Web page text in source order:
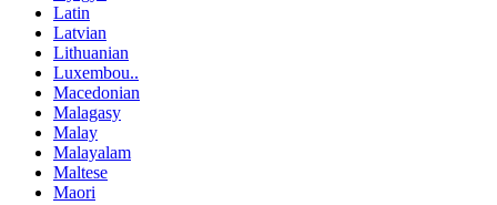
Latin
Latvian
Lithuanian
Luxembou..
Macedonian
Malagasy
Malay
Malayalam
Maltese
Maori